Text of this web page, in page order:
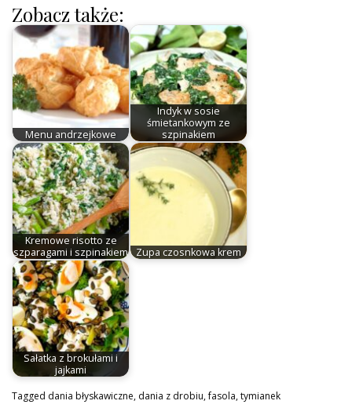
Zobacz także:
Menu andrzejkowe
Indyk w sosie
śmietankowym ze
szpinakiem
Kremowe risotto ze
szparagami i szpinakiem
Zupa czosnkowa krem
Sałatka z brokułami i
jajkami
Tagged dania błyskawiczne, dania z drobiu,fasola,tymianek